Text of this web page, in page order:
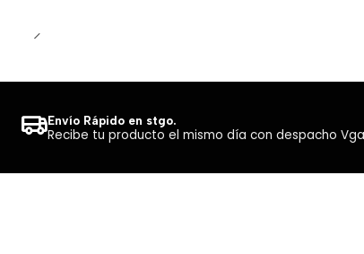
Envío Rápido en stgo.
Recibe tu producto el mismo día con despacho